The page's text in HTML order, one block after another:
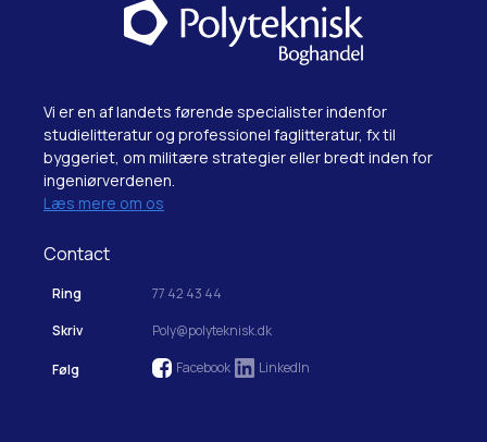
Vi er en af landets førende specialister indenfor
studielitteratur og professionel faglitteratur, fx til
byggeriet, om militære strategier eller bredt inden for
ingeniørverdenen.
Læs mere om os
Contact
Ring
77 42 43 44
Skriv
Poly@polyteknisk.dk
Følg Facebook LinkedIn